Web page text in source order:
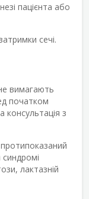
пацієнта або
сечі.
вимагають
початком
консультація з
лактазній